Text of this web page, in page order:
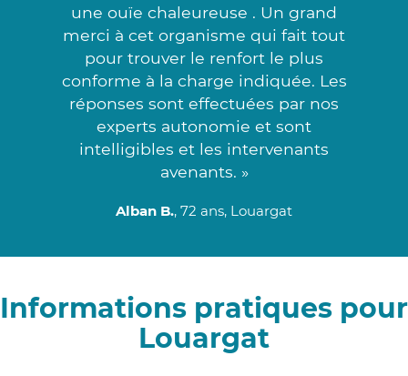
une ouïe chaleureuse . Un grand
merci à cet organisme qui fait tout
pour trouver le renfort le plus
conforme à la charge indiquée. Les
réponses sont effectuées par nos
experts autonomie et sont
intelligibles et les intervenants
avenants. »
Alban B., 72 ans, Louargat
Informations pratiques pour
Louargat